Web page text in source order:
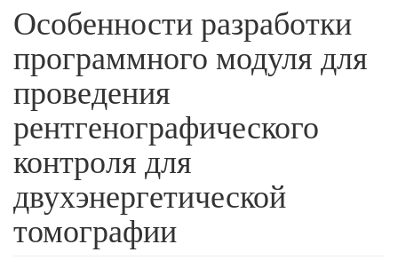
Особенности разработки
программного модуля для
проведения
рентгенографического
контроля для
двухэнергетической
томографии